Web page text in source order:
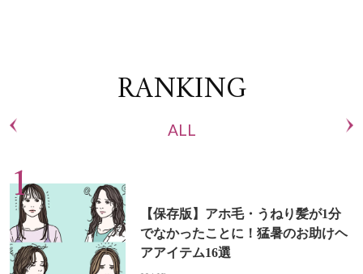
RANKING
ALL
【保存版】アホ毛・うねり髪が1分
でなかったことに！猛暑のお助けヘ
アアイテム16選